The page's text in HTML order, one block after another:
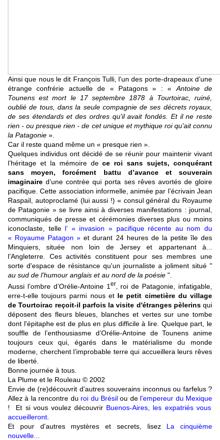
Ainsi que nous le dit François Tulli, l’un des porte-drapeaux d’une
étrange confrérie actuelle de « Patagons » : « Antoine de
Tounens est mort le 17 septembre 1878 à Tourtoirac, ruiné,
oublié de tous, dans la seule compagnie de ses décrets royaux,
de ses étendards et des ordres qu'il avait fondés. Et il ne reste
rien - ou presque rien - de cet unique et mythique roi qu'ait connu
la Patagonie ».
Car il reste quand même un « presque rien ».
Quelques individus ont décidé de se réunir pour maintenir vivant
l’héritage et la mémoire dece roi sans sujets, conquérant
sans moyen, forcément battu d’avance et souverain
imaginaire d’une contrée qui porta ses rêves avortés de gloire
pacifique. Cette association informelle, animée par l’écrivain Jean
Raspail, autoproclamé (lui aussi !) « consul général du Royaume
de Patagonie » se livre ainsi à diverses manifestations : journal,
communiqués de presse et cérémonies diverses plus ou moins
iconoclaste, telle l’ « invasion » pacifique récente au nom du
« Royaume Patagon » et durant 24 heures de la petite île des
Minquiers, située non loin de Jersey et appartenant à...
l’Angleterre. Ces activités constituent pour ses membres une
sorte d'espace de résistance qu'un journaliste a joliment situé "
au sud de l'humour anglais et au nord de la poésie ".
Aussi l’ombre d’Orélie-Antoine 1 er
, roi de Patagonie, infatigable,
erre-t-elle toujours parmi nous et le petit cimetière du village
de Tourtoirac reçoit-il parfois la visite d'étranges pèlerinsqui
déposent des fleurs bleues, blanches et vertes sur une tombe
dont l'épitaphe est de plus en plus difficile à lire. Quelque part, le
souffle de l’enthousiasme d’Orélie-Antoine de Tounens anime
toujours ceux qui, égarés dans le matérialisme du monde
moderne, cherchent l’improbable terre qui accueillera leurs rêves
de liberté.
Bonne journée à tous.
La Plume et le Rouleau © 2002
Envie de (re)découvrit d'autres souverains inconnus ou farfelus ?
Allez à la rencontre du roi du Brésilou de l'empereur du Mexique
! Et si vous voulez découvrir Buenos-Aires, les expatriés vous
accueilleront
Et pour d'autres mystères et secrets, lisez
La cinquième
nouvelle...